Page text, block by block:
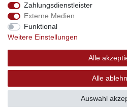
Zahlungsdienstleister
Externe Medien
Funktional
Weitere Einstellungen
Alle
Alle
Auswahl
Widerrufs­recht
Daten­schutz­erklärung
© Copyright 2026 |
Bottighofen, Schweiz |